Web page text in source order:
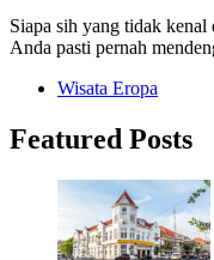
Siapa sih yang tidak kenal
Anda pasti pernah
Wisata Eropa
Featured Posts